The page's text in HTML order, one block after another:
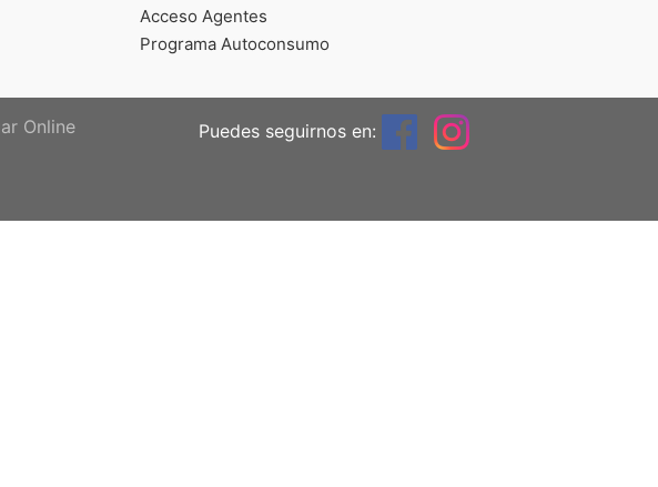
Acceso Agentes
Programa Autoconsumo
Online Puedes seguirnos en: